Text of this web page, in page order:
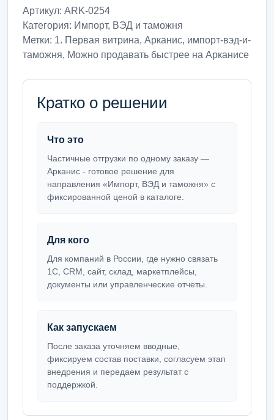
Артикул: ARK-0254
Категория: Импорт, ВЭД и таможня
Метки: 1. Первая витрина, Арканис, импорт-вэд-и-
таможня, Можно продавать быстрее на Арканисе
Кратко о решении
Что это
Частичные отгрузки по одному заказу —
Арканис - готовое решение для
направления «Импорт, ВЭД и таможня» с
фиксированной ценой в каталоге.
Для кого
Для компаний в России, где нужно связать
1С, CRM, сайт, склад, маркетплейсы,
документы или управленческие отчеты.
Как запускаем
После заказа уточняем вводные,
фиксируем состав поставки, согласуем этап
внедрения и передаем результат с
поддержкой.